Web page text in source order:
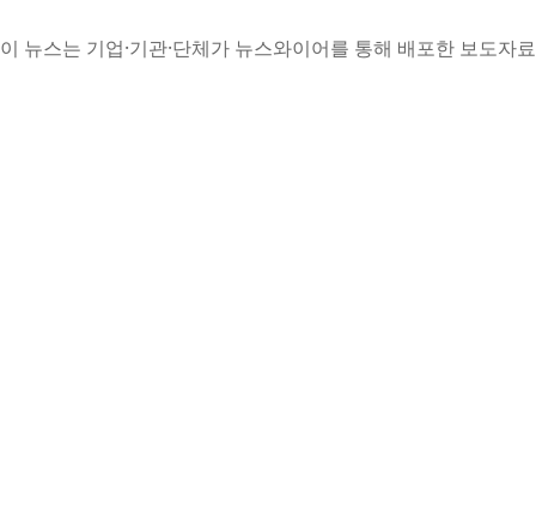
이 뉴스는 기업·기관·단체가 뉴스와이어를 통해 배포한 보도자